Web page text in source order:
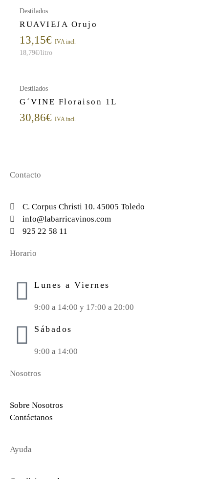
Destilados
RUAVIEJA Orujo
13,15€ IVA incl.
18,79€/litro
Destilados
G´VINE Floraison 1L
30,86€ IVA incl.
Contacto
C. Corpus Christi 10. 45005 Toledo
info@labarricavinos.com
925 22 58 11
Horario
Lunes a Viernes
9:00 a 14:00 y 17:00 a 20:00
Sábados
9:00 a 14:00
Nosotros
Sobre Nosotros
Contáctanos
Ayuda